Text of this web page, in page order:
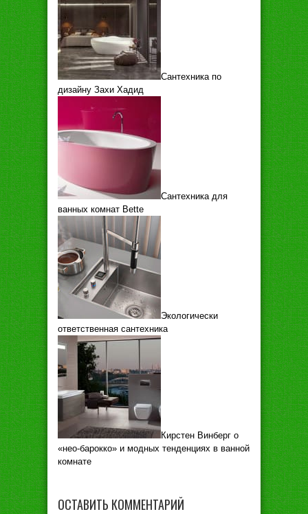
Сантехника по
дизайну Захи Хадид
Сантехника для
ванных комнат Bette
Экологически
ответственная сантехника
Кирстен Винберг о
«нео-барокко» и модных тенденциях в ванной
комнате
ОСТАВИТЬ КОММЕНТАРИЙ